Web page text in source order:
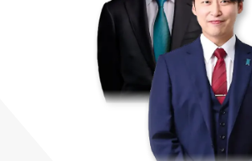
営業改善特化の動画制作『動画でカリトル
定額LINE運用代行『LINEマキトルくん』
1本無料で記事を制作『SEOトライアル』
定額制LP制作・改善『最強LP』
採用YouTubeチャンネル構築『トリトル』
YouTubeディレクター
会社概要・役員紹介
ミッション・ビジョン・バリュー
代表メッセージ（岩野圭佑）